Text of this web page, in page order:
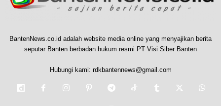
BantenNews.co.id adalah website media online yang menyajikan berita
seputar Banten berbadan hukum resmi PT Visi Siber Banten
Hubungi kami: rdkbantennews@gmail.com